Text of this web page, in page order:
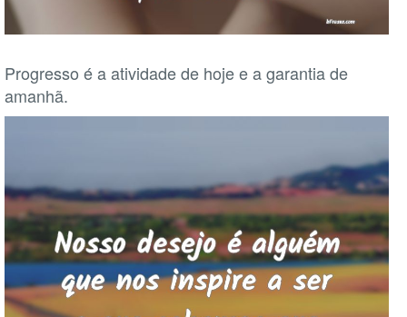
Progresso é a atividade de hoje e a garantia de
amanhã.